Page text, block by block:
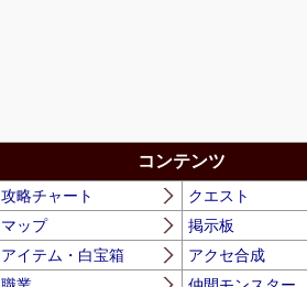
コンテンツ
攻略チャート
クエスト
マップ
掲示板
アイテム・白宝箱
アクセ合成